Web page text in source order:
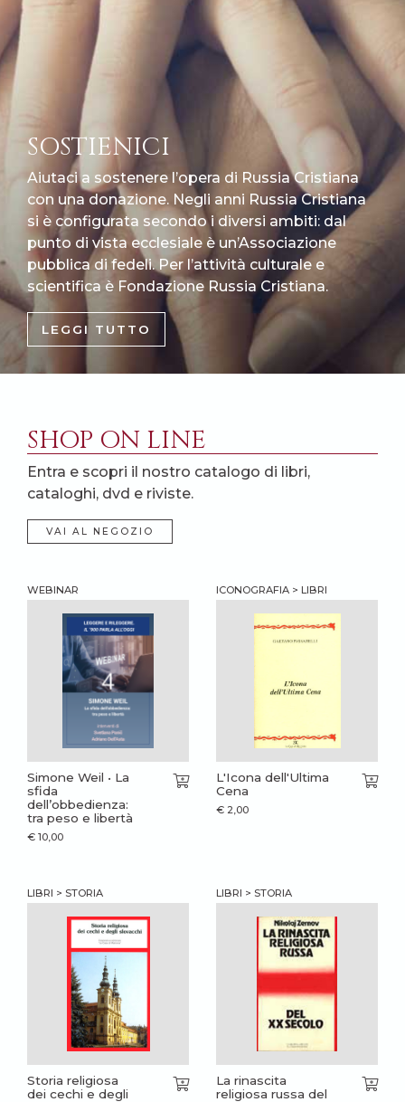
SOSTIENICI
Aiutaci a sostenere l’opera di Russia Cristiana
con una donazione. Negli anni Russia Cristiana
si è configurata secondo i diversi ambiti: dal
punto di vista ecclesiale è un’Associazione
pubblica di fedeli. Per l’attività culturale e
scientifica è Fondazione Russia Cristiana.
LEGGI TUTTO
SHOP ON LINE
Entra e scopri il nostro catalogo di libri,
cataloghi, dvd e riviste.
VAI AL NEGOZIO
WEBINAR
Simone Weil • La
sfida
dell’obbedienza:
tra peso e libertà
€ 10,00
ICONOGRAFIA > LIBRI
L'Icona dell'Ultima
Cena
€ 2,00
LIBRI > STORIA
Storia religiosa
dei cechi e degli
LIBRI > STORIA
La rinascita
religiosa russa del